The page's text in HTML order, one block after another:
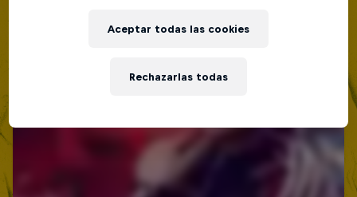
MC BATTLE
Rechazarlas todas
Aceptar todas las cookies